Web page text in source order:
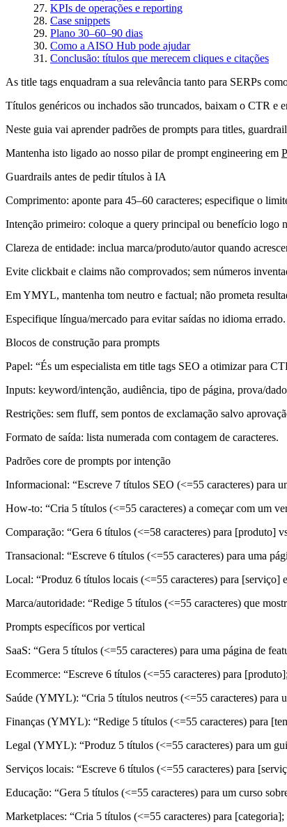
KPIs de operações e reporting
Case snippets
Plano 30–60–90 dias
Como a AISO Hub pode ajudar
Conclusão: títulos que merecem cliques e citações
As title tags enquadram a sua relevância tanto para SERPs
Títulos genéricos ou inchados são truncados, baixam o CTR e
Neste guia vai aprender padrões de prompts para titles,
Mantenha isto ligado ao nosso pilar de prompt engineering em
Guardrails antes de pedir títulos à IA
Comprimento: aponte para 45–60 caracteres; especifique o
Intenção primeiro: coloque a query principal ou benefício logo
Clareza de entidade: inclua marca/produto/autor quando
Evite clickbait e claims não comprovados; sem números
Em YMYL, mantenha tom neutro e factual; não prometa
Especifique língua/mercado para evitar saídas no idioma errado.
Blocos de construção para prompts
Papel: “És um especialista em title tags SEO a otimizar para
Inputs: keyword/intenção, audiência, tipo de página, prova/
Restrições: sem fluff, sem pontos de exclamação salvo
Formato de saída: lista numerada com contagem de caracteres.
Padrões core de prompts por intenção
Informacional: “Escreve 7 títulos SEO (<=55 caracteres) para
How-to: “Cria 5 títulos (<=55 caracteres) a começar com um
Comparação: “Gera 6 títulos (<=58 caracteres) para [produto]
Transacional: “Escreve 6 títulos (<=55 caracteres) para uma
Local: “Produz 6 títulos locais (<=55 caracteres) para
Marca/autoridade: “Redige 5 títulos (<=55 caracteres) que
Prompts específicos por vertical
SaaS: “Gera 5 títulos (<=55 caracteres) para uma página de
Ecommerce: “Escreve 6 títulos (<=55 caracteres) para
Saúde (YMYL): “Cria 5 títulos neutros (<=55 caracteres) para
Finanças (YMYL): “Redige 5 títulos (<=55 caracteres) para
Legal (YMYL): “Produz 5 títulos (<=55 caracteres) para um
Serviços locais: “Escreve 6 títulos (<=55 caracteres) para
Educação: “Gera 5 títulos (<=55 caracteres) para um curso
Marketplaces: “Cria 5 títulos (<=55 caracteres) para